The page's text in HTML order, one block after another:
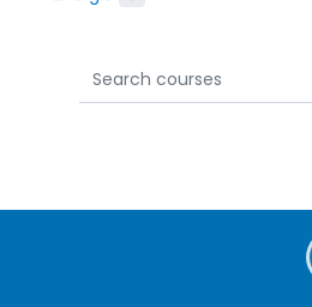
Search courses